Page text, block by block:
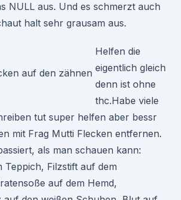
NULL aus. Und es schmerzt auch
halt sehr grausam aus.
Helfen die
eigentlich gleich
denn ist ohne
thc.Habe viele
tut super helfen aber bessr
mit Frag Mutti Flecken entfernen.
als man schauen kann:
Teppich, Filzstift auf dem
auf dem Hemd,